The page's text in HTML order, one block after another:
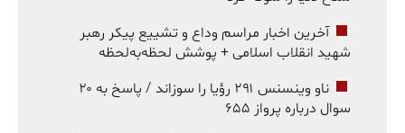
آخرین اخبار مراسم وداع و تشییع پیکر رهبر
شهید انقلاب اسلامی + پوشش لحظه‌به‌لحظه
ناو وینسنس ۲۹۱ رؤیا را سوزاند / پاسخ به ۲۰
سوال درباره پرواز ۶۵۵